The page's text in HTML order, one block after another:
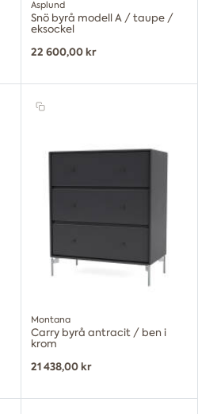
Asplund
Snö byrå modell A / taupe /
eksockel
22 600,00 kr
Montana
Carry byrå antracit / ben i
krom
21 438,00 kr